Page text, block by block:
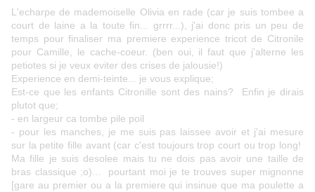
L'echarpe de mademoiselle Olivia en rade (car je suis tombee a
court de laine a la toute fin... grrrr...), j'ai donc pris un peu de
temps pour finaliser ma premiere experience tricot de Citronile
pour Camille, le cache-coeur. (ben oui, il faut que j'alterne les
petiotes si je veux eviter des crises de jalousie!)
Experience en demi-teinte... je vous explique;
Est-ce que les enfants Citronille sont des nains? Enfin je dirais
plutot que;
- en largeur ca tombe pile poil
- pour les manches, je me suis pas laissee avoir et j'ai mesure
sur la petite fille avant (car c'est toujours trop court ou trop long!
Ma fille je suis desolee mais tu ne dois pas avoir une taille de
bras classique ;o)... pourtant moi je te trouves super mignonne
[gare au premier ou a la premiere qui insinue que ma poulette a